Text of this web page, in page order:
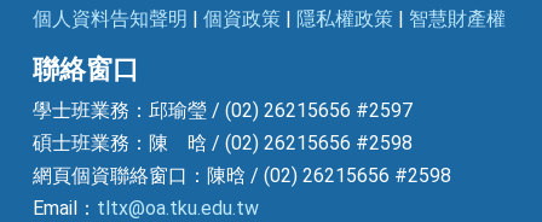
個人資料告知聲明 | 個資政策 | 隱私權政策 | 智慧財產權
聯絡窗口
學士班業務：邱瑜瑩 / (02) 26215656 #2597
碩士班業務：陳 晗 / (02) 26215656 #2598
網頁個資聯絡窗口：陳晗 / (02) 26215656 #2598
Email： tltx@oa.tku.edu.tw